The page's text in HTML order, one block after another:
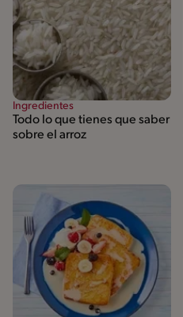
Ingredientes
Todo lo que tienes que saber
sobre el arroz